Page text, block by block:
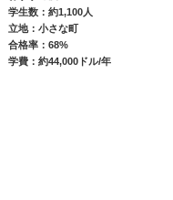
学生数：約1,100人
立地：小さな町
合格率：68%
学費：約44,000ドル/年